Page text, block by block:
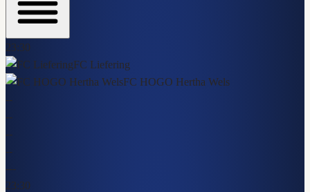
23:30
FC Liefering
FC HOGO Hertha Wels
--
--
--
--
---
23:30